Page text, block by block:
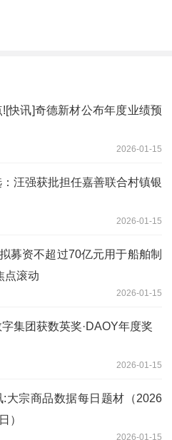
![快讯]奇德新材公布年度业绩预
2026-01-15
汪强获批担任嘉善联合村镇银
2026-01-15
募资不超过70亿元用于船舶制
点滚动
2026-01-15
集团获数英奖·DAOY年度奖
2026-01-15
:大宗商品数据每日题材（2026
）​
2026-01-15